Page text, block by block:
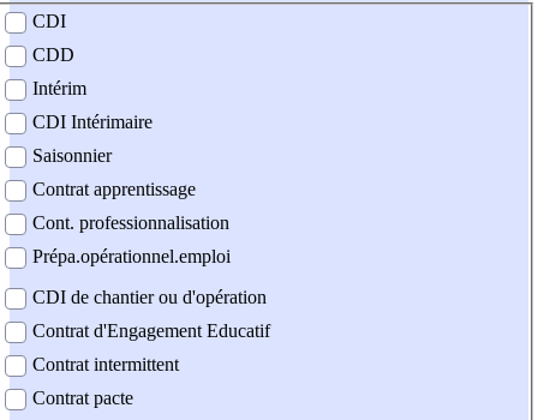
contrat
CDI
CDD
Intérim
CDI Intérimaire
Saisonnier
Contrat apprentissage
Cont. professionnalisation
Prépa.opérationnel.emploi
CDI de chantier ou d'opération
Contrat d'Engagement Educatif
Contrat intermittent
Contrat pacte